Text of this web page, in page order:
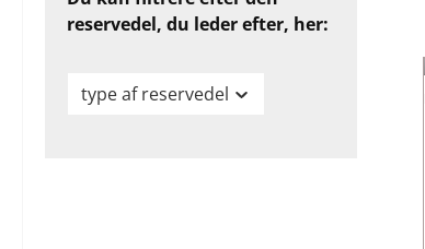
reservedel, du leder efter, her:
type af reservedel